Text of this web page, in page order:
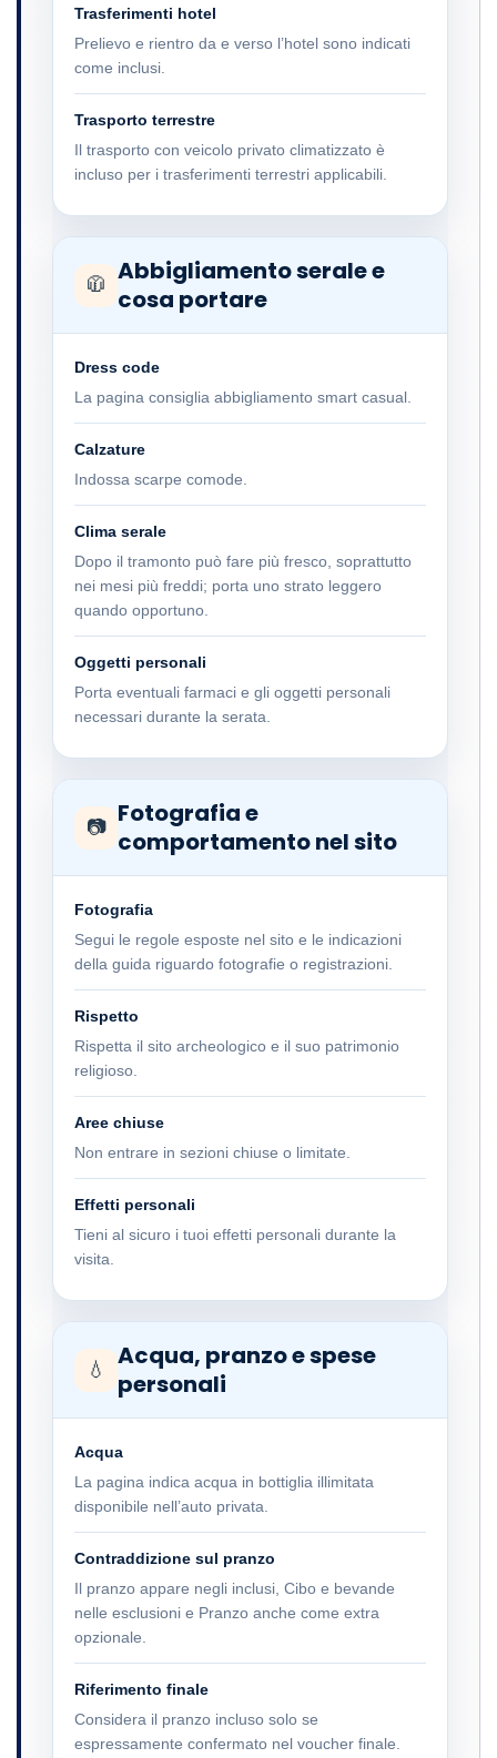
Trasferimenti hotel
Prelievo e rientro da e verso l’hotel sono indicati
come inclusi.
Trasporto terrestre
Il trasporto con veicolo privato climatizzato è
incluso per i trasferimenti terrestri applicabili.
🧥 Abbigliamento serale e
cosa portare
Dress code
La pagina consiglia abbigliamento smart casual.
Calzature
Indossa scarpe comode.
Clima serale
Dopo il tramonto può fare più fresco, soprattutto
nei mesi più freddi; porta uno strato leggero
quando opportuno.
Oggetti personali
Porta eventuali farmaci e gli oggetti personali
necessari durante la serata.
📷 Fotografia e
comportamento nel sito
Fotografia
Segui le regole esposte nel sito e le indicazioni
della guida riguardo fotografie o registrazioni.
Rispetto
Rispetta il sito archeologico e il suo patrimonio
religioso.
Aree chiuse
Non entrare in sezioni chiuse o limitate.
Effetti personali
Tieni al sicuro i tuoi effetti personali durante la
visita.
💧
Acqua, pranzo e spese
personali
Acqua
La pagina indica acqua in bottiglia illimitata
disponibile nell’auto privata.
Contraddizione sul pranzo
Il pranzo appare negli inclusi, Cibo e bevande
nelle esclusioni e Pranzo anche come extra
opzionale.
Riferimento finale
Considera il pranzo incluso solo se
espressamente confermato nel voucher finale.